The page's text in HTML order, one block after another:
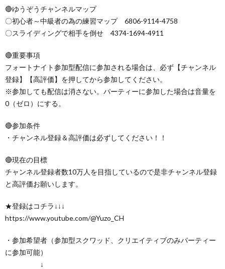
🔴ゆうぞうチャンネルマップ
〇初心者～中級者の為の練習マップ 6806-9114-4758
〇スライディングで相手を倒せ 4374-1694-4911
🔴重要事項
フォートナイト参加型配信に参加される場合は、必ず【チャンネル
登録】【高評価】を押してから参加してください。
※参加しても配信は消さない。パーティーに参加した場合は音量を
0（ゼロ）にする。
🔴参加条件
・チャンネル登録＆高評価は必ずしてください！！
🔴現在の目標
チャンネル登録者数10万人を目指しているので是非チャンネル登録
と高評価お願いします。
★登録はコチラ↓↓↓
https://www.youtube.com/@Yuzo_CH
・参加希望者（参加型スクワッド、クリエイティブのみパーティー
に参加可能）
↓